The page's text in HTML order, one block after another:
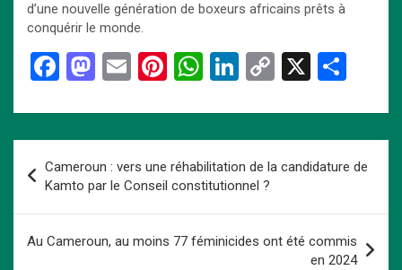
d’une nouvelle génération de boxeurs africains prêts à
conquérir le monde.
F
ce
o
o
k
M
st
d
o
n
E
ail
Pi
er
es
t
W
at
s
A
p
p
Li
ke
dI
n
C
py
n
k
X
ta
g
er
de
l’article
Cameroun : vers une réhabilitation de la candidature de
Kamto par le Conseil constitutionnel ?
Au Cameroun, au moins 77 féminicides ont été commis
en 2024